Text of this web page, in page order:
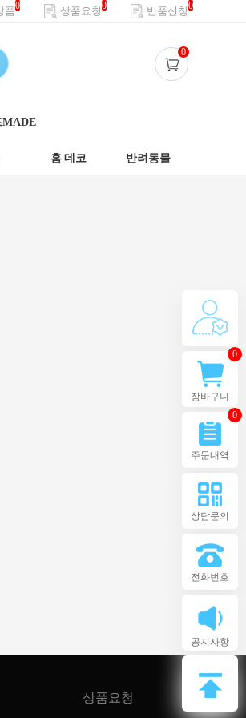
품0 상품요청0 반품신청0
0
MADE
홈|데코 반려동물
상품요청
장바구니
0
주문내역
0
상담문의
전화번호
공지사항